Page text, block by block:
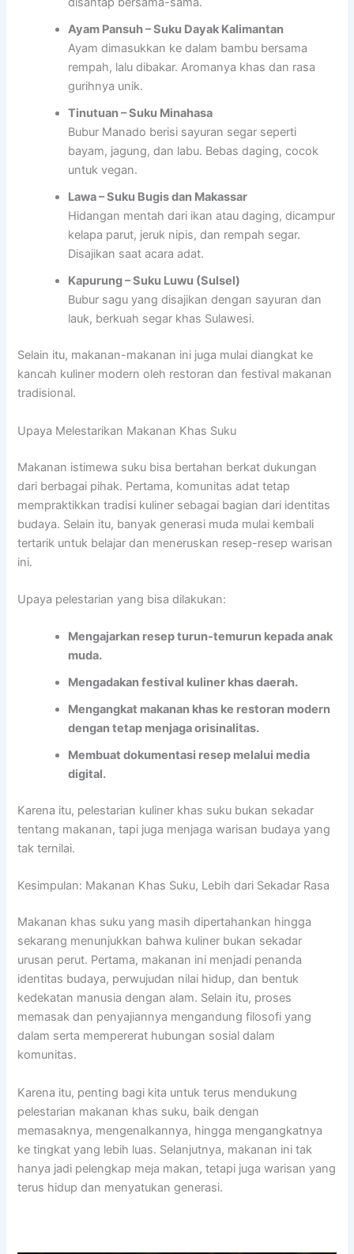
Ayam Pansuh – Suku Dayak Kalimantan
Ayam dimasukkan ke dalam bambu bersama
rempah, lalu dibakar. Aromanya khas dan rasa
gurihnya unik.
Tinutuan – Suku Minahasa
Bubur Manado berisi sayuran segar seperti
bayam, jagung, dan labu. Bebas daging, cocok
untuk vegan.
Lawa – Suku Bugis dan Makassar
Hidangan mentah dari ikan atau daging, dicampur
kelapa parut, jeruk nipis, dan rempah segar.
Disajikan saat acara adat.
Kapurung – Suku Luwu (Sulsel)
Bubur sagu yang disajikan dengan sayuran dan
lauk, berkuah segar khas Sulawesi.
Selain itu, makanan-makanan ini juga mulai diangkat ke
kancah kuliner modern oleh restoran dan festival makanan
tradisional.
Upaya Melestarikan Makanan Khas Suku
Makanan istimewa suku bisa bertahan berkat dukungan
dari berbagai pihak. Pertama, komunitas adat tetap
mempraktikkan tradisi kuliner sebagai bagian dari identitas
budaya. Selain itu, banyak generasi muda mulai kembali
tertarik untuk belajar dan meneruskan resep-resep warisan
ini.
Upaya pelestarian yang bisa dilakukan:
Mengajarkan resep turun-temurun kepada anak
muda.
Mengadakan festival kuliner khas daerah.
Mengangkat makanan khas ke restoran modern
dengan tetap menjaga orisinalitas.
Membuat dokumentasi resep melalui media
digital.
Karena itu, pelestarian kuliner khas suku bukan sekadar
tentang makanan, tapi juga menjaga warisan budaya yang
tak ternilai.
Kesimpulan: Makanan Khas Suku, Lebih dari Sekadar Rasa
Makanan khas suku yang masih dipertahankan hingga
sekarang menunjukkan bahwa kuliner bukan sekadar
urusan perut. Pertama, makanan ini menjadi penanda
identitas budaya, perwujudan nilai hidup, dan bentuk
kedekatan manusia dengan alam. Selain itu, proses
memasak dan penyajiannya mengandung filosofi yang
dalam serta mempererat hubungan sosial dalam
komunitas.
Karena itu, penting bagi kita untuk terus mendukung
pelestarian makanan khas suku, baik dengan
memasaknya, mengenalkannya, hingga mengangkatnya
ke tingkat yang lebih luas. Selanjutnya, makanan ini tak
hanya jadi pelengkap meja makan, tetapi juga warisan yang
terus hidup dan menyatukan generasi.